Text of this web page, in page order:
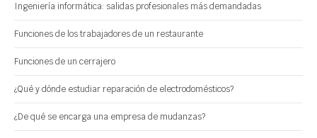
Ingeniería informática: salidas profesionales más demandadas
Funciones de los trabajadores de un restaurante
Funciones de un cerrajero
¿Qué y dónde estudiar reparación de electrodomésticos?
¿De qué se encarga una empresa de mudanzas?